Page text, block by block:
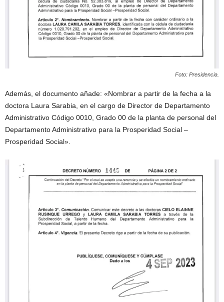
Foto: Presidencia.
Además, el documento añade: «Nombrar a partir de la fecha a la
doctora Laura Sarabia, en el cargo de Director de Departamento
Administrativo Código 0010, Grado 00 de la planta de personal del
Departamento Administrativo para la Prosperidad Social –
Prosperidad Social».